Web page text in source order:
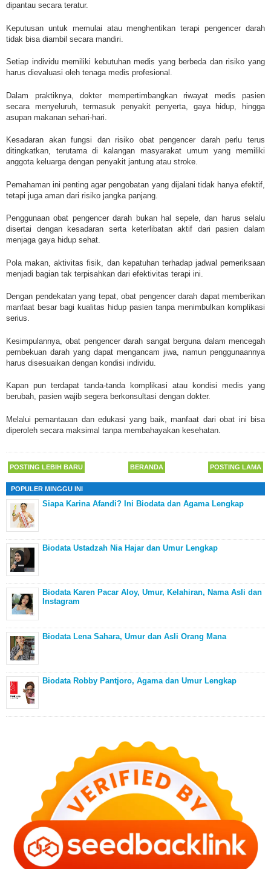
dipantau secara teratur.
Keputusan untuk memulai atau menghentikan terapi pengencer darah
tidak bisa diambil secara mandiri.
Setiap individu memiliki kebutuhan medis yang berbeda dan risiko yang
harus dievaluasi oleh tenaga medis profesional.
Dalam praktiknya, dokter mempertimbangkan riwayat medis pasien
secara menyeluruh, termasuk penyakit penyerta, gaya hidup, hingga
asupan makanan sehari-hari.
Kesadaran akan fungsi dan risiko obat pengencer darah perlu terus
ditingkatkan, terutama di kalangan masyarakat umum yang memiliki
anggota keluarga dengan penyakit jantung atau stroke.
Pemahaman ini penting agar pengobatan yang dijalani tidak hanya efektif,
tetapi juga aman dari risiko jangka panjang.
Penggunaan obat pengencer darah bukan hal sepele, dan harus selalu
disertai dengan kesadaran serta keterlibatan aktif dari pasien dalam
menjaga gaya hidup sehat.
Pola makan, aktivitas fisik, dan kepatuhan terhadap jadwal pemeriksaan
menjadi bagian tak terpisahkan dari efektivitas terapi ini.
Dengan pendekatan yang tepat, obat pengencer darah dapat memberikan
manfaat besar bagi kualitas hidup pasien tanpa menimbulkan komplikasi
serius.
Kesimpulannya, obat pengencer darah sangat berguna dalam mencegah
pembekuan darah yang dapat mengancam jiwa, namun penggunaannya
harus disesuaikan dengan kondisi individu.
Kapan pun terdapat tanda-tanda komplikasi atau kondisi medis yang
berubah, pasien wajib segera berkonsultasi dengan dokter.
Melalui pemantauan dan edukasi yang baik, manfaat dari obat ini bisa
diperoleh secara maksimal tanpa membahayakan kesehatan.
POSTING LEBIH BARU POSTING LAMA
BERANDA
POPULER MINGGU INI
Siapa Karina Afandi? Ini Biodata dan Agama Lengkap
Biodata Ustadzah Nia Hajar dan Umur Lengkap
Biodata Karen Pacar Aloy, Umur, Kelahiran, Nama Asli dan
Instagram
Biodata Lena Sahara, Umur dan Asli Orang Mana
Biodata Robby Pantjoro, Agama dan Umur Lengkap